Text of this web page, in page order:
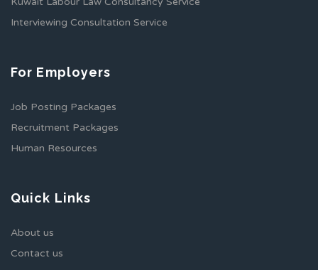
Interviewing Consultation Service
For Employers
Job Posting Packages
Recruitment Packages
Human Resources
Quick Links
About us
Contact us